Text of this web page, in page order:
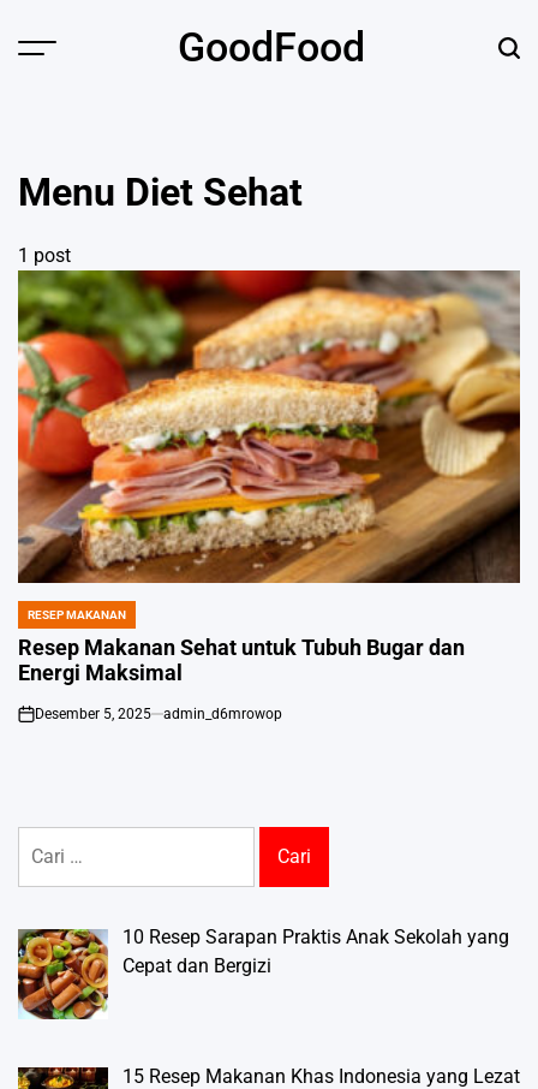
Menu GoodFood
Menu Diet Sehat
1 post
POSTED
IN
RESEP MAKANAN
Resep Makanan Sehat untuk Tubuh Bugar dan
Energi Maksimal
on
Desember 5, 2025 admin_d6mrowop
untuk:
10 Resep Sarapan Praktis Anak Sekolah yang
Cepat dan Bergizi
15 Resep Makanan Khas Indonesia yang Lezat